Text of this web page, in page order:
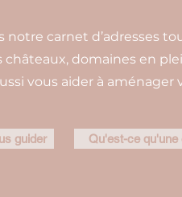
notre carnet d’adresses
châteaux, domaines en
vous aider à aménager
guider Qu'est-ce qu'une